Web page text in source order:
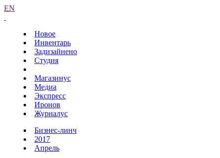
EN
Новое
Инвентарь
Задизайнено
Студия
Магазинус
Медиа
Экспресс
Иронов
Журналус
Бизнес-линч
2017
Апрель